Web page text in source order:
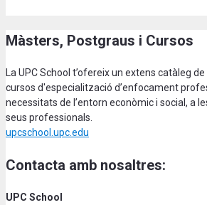
Màsters, Postgraus i Cursos
La UPC School t’ofereix un extens catàleg
cursos d'especialització d’enfocament
necessitats de l’entorn econòmic i social, a
seus professionals.
upcschool.upc.edu
Contacta amb nosaltres:
UPC School